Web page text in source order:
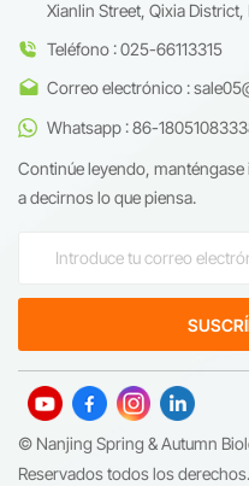
Xianlin Street, Qixia District,
Teléfono : 025-66113315
Correo electrónico :
Whatsapp : 86-
Continúe leyendo,
a decirnos lo que piensa.
© Nanjing Spring & Autumn
Reservados todos los derechos.